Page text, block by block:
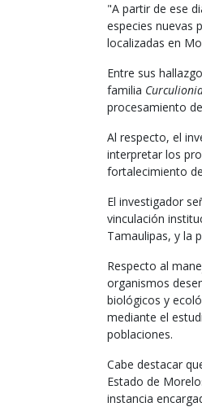
"A partir de ese
especies nuevas
localizadas en
Entre sus
familia
procesamiento
Al respecto, el
interpretar los
fortalecimiento
El investigador
vinculación
Tamaulipas, y la
Respecto al
organismos
biológicos y
mediante el
poblaciones.
Cabe destacar
Estado de
instancia